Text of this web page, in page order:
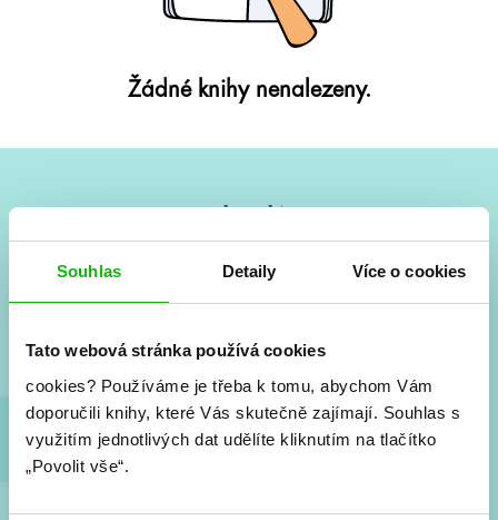
Souhlas Detaily Více o cookies
Tato webová stránka používá cookies
cookies? Používáme je třeba k tomu, abychom Vám
doporučili knihy, které Vás skutečně zajímají. Souhlas s
využitím jednotlivých dat udělíte kliknutím na tlačítko
„Povolit vše“.
Žádné knihy nenalezeny.
Vše kolem #youngadult každý měsíc rovnou do mailu!
a seriálové adaptace a další.